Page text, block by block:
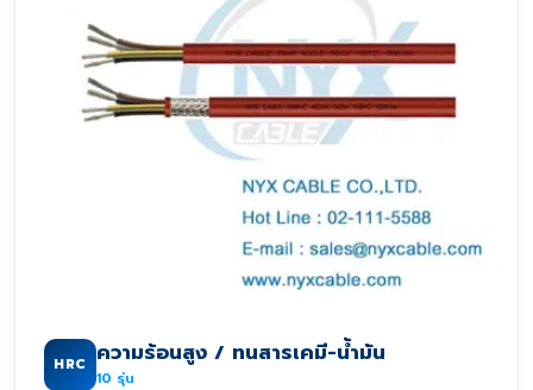
HRC ความร้อนสูง / ทนสารเคมี-น้ำมัน
10 รุ่น